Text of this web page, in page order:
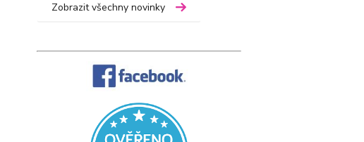
Zobrazit všechny novinky